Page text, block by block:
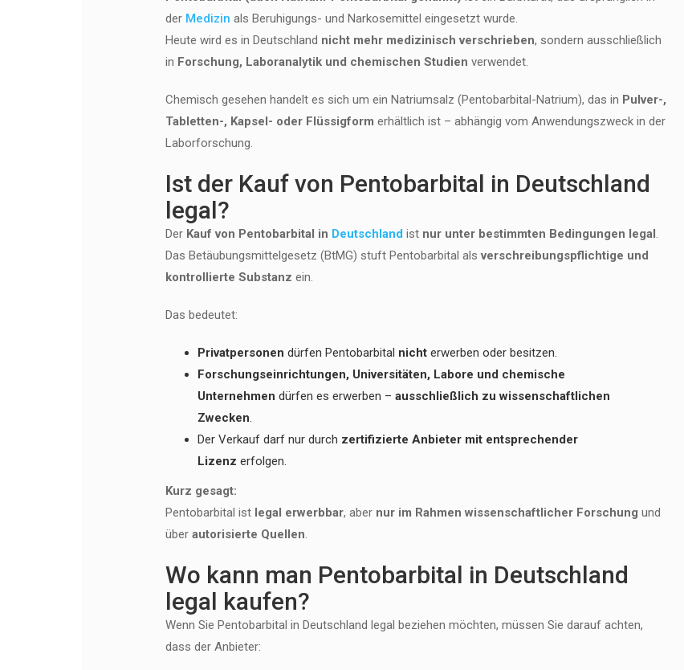
der Medizin als Beruhigungs- und Narkosemittel eingesetzt wurde.
Heute wird es in Deutschland nicht mehr medizinisch verschrieben, sondern ausschließlich
in Forschung, Laboranalytik und chemischen Studien verwendet.
Chemisch gesehen handelt es sich um ein Natriumsalz (Pentobarbital-Natrium), das in Pulver-,
Tabletten-, Kapsel- oder Flüssigform erhältlich ist – abhängig vom Anwendungszweck in der
Laborforschung.
Ist der Kauf von Pentobarbital in Deutschland
legal?
Der Kauf von Pentobarbital in Deutschland ist nur unter bestimmten Bedingungen legal.
Das Betäubungsmittelgesetz (BtMG) stuft Pentobarbital alsverschreibungspflichtige und
kontrollierte Substanz ein.
Das bedeutet:
Privatpersonen dürfen Pentobarbital nicht erwerben oder besitzen.
Forschungseinrichtungen, Universitäten, Labore und chemische
Unternehmen dürfen es erwerben –ausschließlich zu wissenschaftlichen
Zwecken.
Der Verkauf darf nur durch zertifizierte Anbieter mit entsprechender
Lizenz erfolgen.
Kurz gesagt:
Pentobarbital ist legal erwerbbar, aber nur im Rahmen wissenschaftlicher Forschung und
überautorisierte Quellen.
Wo kann man Pentobarbital in Deutschland
legal kaufen?
Wenn Sie Pentobarbital in Deutschland legal beziehen möchten, müssen Sie darauf achten,
dass der Anbieter: